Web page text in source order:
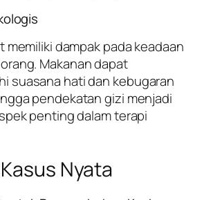
memiliki dampak pada keadaan
Makanan dapat
suasana hati dan kebugaran
pendekatan gizi menjadi
penting dalam terapi
Nyata